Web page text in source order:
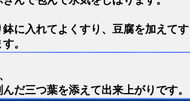
に入れてよくすり、豆腐を加えて
。
だ三つ葉を添えて出来上がりです。